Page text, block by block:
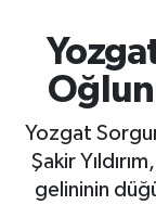
Yozgat
Şakir
gelininin